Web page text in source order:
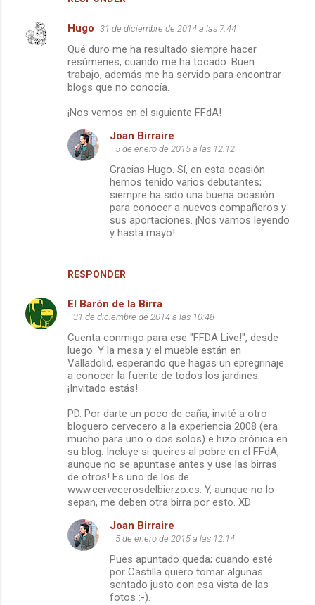
Hugo 31 de diciembre de 2014 a las 7:44
Qué duro me ha resultado siempre hacer
resúmenes, cuando me ha tocado. Buen
trabajo, además me ha servido para encontrar
blogs que no conocía.
¡Nos vemos en el siguiente FFdA!
RESPONDER
Joan Birraire
5 de enero de 2015 a las 12:12
Gracias Hugo. Sí, en esta ocasión
hemos tenido varios debutantes;
siempre ha sido una buena ocasión
para conocer a nuevos compañeros y
sus aportaciones. ¡Nos vamos leyendo
y hasta mayo!
El Barón de la Birra
31 de diciembre de 2014 a las 10:48
Cuenta conmigo para ese "FFDA Live!", desde
luego. Y la mesa y el mueble están en
Valladolid, esperando que hagas un epregrinaje
a conocer la fuente de todos los jardines.
¡Invitado estás!
PD. Por darte un poco de caña, invité a otro
bloguero cervecero a la experiencia 2008 (era
mucho para uno o dos solos) e hizo crónica en
su blog. Incluye si queires al pobre en el FFdA,
aunque no se apuntase antes y use las birras
de otros! Es uno de los de
www.cervecerosdelbierzo.es. Y, aunque no lo
sepan, me deben otra birra por esto. XD
Joan Birraire
5 de enero de 2015 a las 12:14
Pues apuntado queda; cuando esté
por Castilla quiero tomar algunas
sentado justo con esa vista de las
fotos :-).